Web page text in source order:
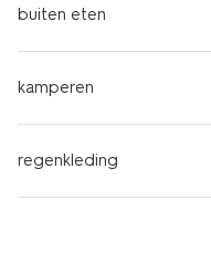
buiten eten
kamperen
regenkleding